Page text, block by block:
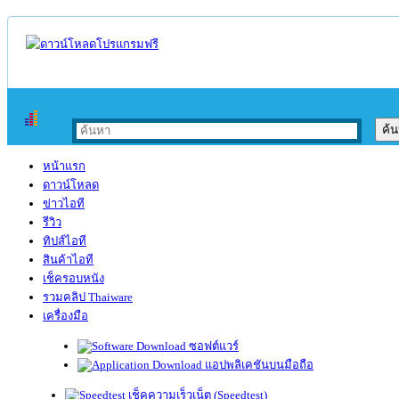
หน้าแรก
ดาวน์โหลด
ข่าวไอที
รีวิว
ทิปส์ไอที
สินค้าไอที
เช็ครอบหนัง
รวมคลิป Thaiware
เครื่องมือ
ซอฟต์แวร์
แอปพลิเคชันบนมือถือ
เช็คความเร็วเน็ต (Speedtest)